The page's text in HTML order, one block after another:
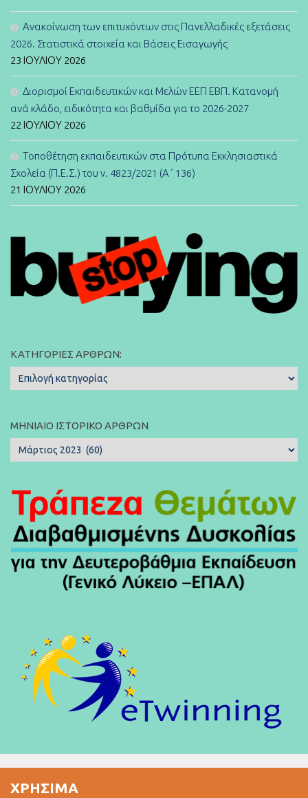
Ανακοίνωση των επιτυχόντων στις Πανελλαδικές εξετάσεις
2026. Στατιστικά στοιχεία και Βάσεις Εισαγωγής
23 ΙΟΥΛΊΟΥ 2026
Διορισμοί Εκπαιδευτικών και Μελών ΕΕΠ ΕΒΠ. Κατανομή
ανά κλάδο, ειδικότητα και βαθμίδα για το 2026-2027
22 ΙΟΥΛΊΟΥ 2026
Τοποθέτηση εκπαιδευτικών στα Πρότυπα Εκκλησιαστικά
Σχολεία (Π.Ε.Σ.) του ν. 4823/2021 (Α΄ 136)
21 ΙΟΥΛΊΟΥ 2026
ΚΑΤΗΓΟΡΊΕΣ ΆΡΘΡΩΝ:
Κατηγορίες
Άρθρων:
ΜΗΝΙΑΊΟ ΙΣΤΟΡΙΚΌ ΆΡΘΡΩΝ
Μηνιαίο
Ιστορικό
ΧΡΉΣΙΜΑ